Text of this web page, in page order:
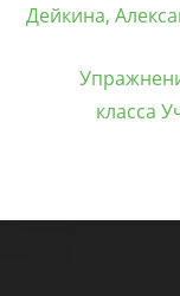
Дейкина,
класса